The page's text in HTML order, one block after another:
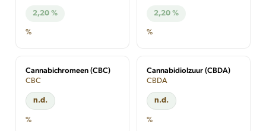
2,20 %
%
2,20 %
%
Cannabichromeen (CBC)
CBC
n.d.
%
Cannabidiolzuur (CBDA)
CBDA
n.d.
%